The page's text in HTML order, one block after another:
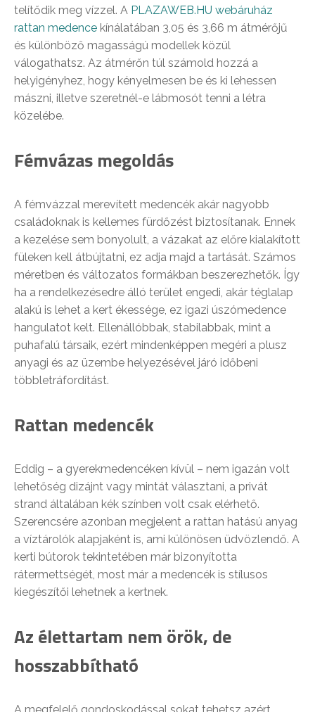
telítődik meg vízzel. A PLAZAWEB.HU webáruház
rattan medence kínálatában 3,05 és 3,66 m átmérőjű
és különböző magasságú modellek közül
válogathatsz. Az átmérőn túl számold hozzá a
helyigényhez, hogy kényelmesen be és ki lehessen
mászni, illetve szeretnél-e lábmosót tenni a létra
közelébe.
Fémvázas megoldás
A fémvázzal merevített medencék akár nagyobb
családoknak is kellemes fürdőzést biztosítanak. Ennek
a kezelése sem bonyolult, a vázakat az előre kialakított
füleken kell átbújtatni, ez adja majd a tartását. Számos
méretben és változatos formákban beszerezhetők. Így
ha a rendelkezésedre álló terület engedi, akár téglalap
alakú is lehet a kert ékessége, ez igazi úszómedence
hangulatot kelt. Ellenállóbbak, stabilabbak, mint a
puhafalú társaik, ezért mindenképpen megéri a plusz
anyagi és az üzembe helyezésével járó időbeni
többletráfordítást.
Rattan medencék
Eddig – a gyerekmedencéken kívül – nem igazán volt
lehetőség dizájnt vagy mintát választani, a privát
strand általában kék színben volt csak elérhető.
Szerencsére azonban megjelent a rattan hatású anyag
a víztárolók alapjaként is, ami különösen üdvözlendő. A
kerti bútorok tekintetében már bizonyította
rátermettségét, most már a medencék is stílusos
kiegészítői lehetnek a kertnek.
Az élettartam nem örök, de
hosszabbítható